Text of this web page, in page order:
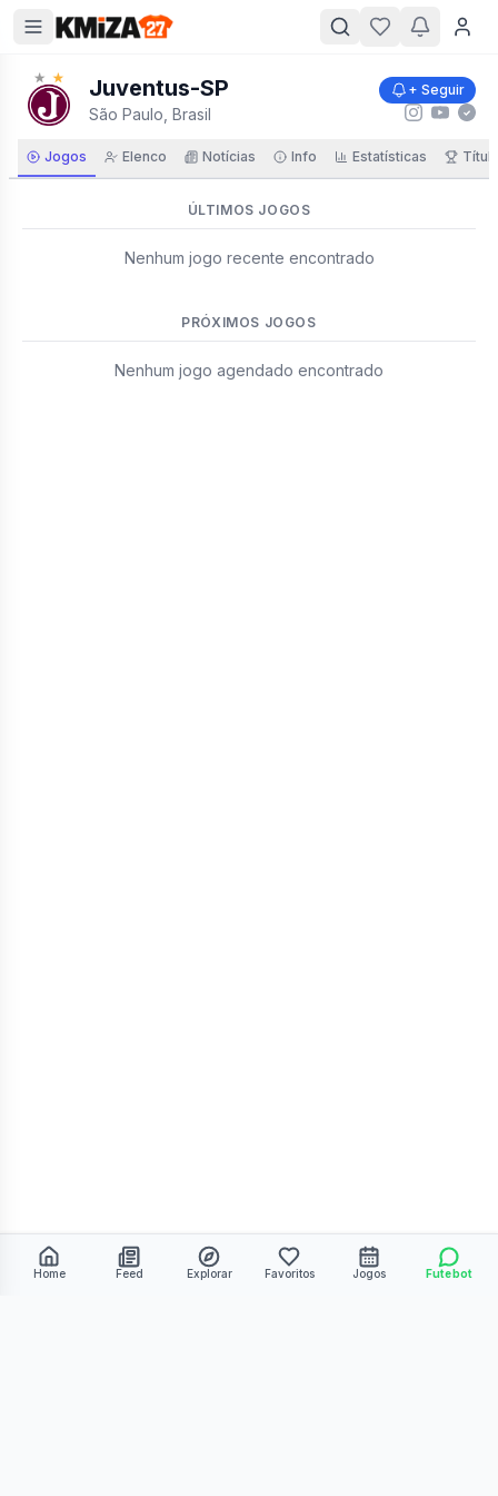
Juventus-SP
São Paulo, Brasil
+ Seguir
Jogos Elenco Notícias Info Estatísticas
ÚLTIMOS JOGOS
Nenhum jogo recente encontrado
PRÓXIMOS JOGOS
Nenhum jogo agendado encontrado
Home Feed Explorar Favoritos Jogos Futebot